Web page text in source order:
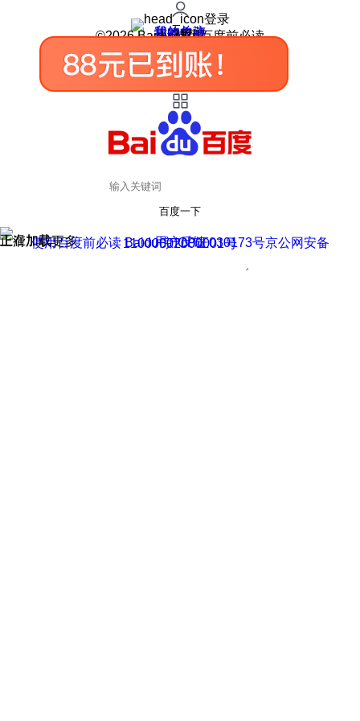
登录
我的关注
我的收藏
皮肤中心
用户反馈
设置
©2026 Baidu 使用百度前必读
百度一下
正在加载
上滑加载更多 用户反馈
使用百度前必读 Baidu 京ICP证030173号
京公网安备11000002000001号